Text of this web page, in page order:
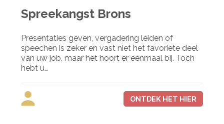
Spreekangst Brons
Presentaties geven, vergadering leiden of
speechen is zeker en vast niet het favoriete deel
van uw job, maar het hoort er eenmaal bij. Toch
hebt u…
ONTDEK HET HIER